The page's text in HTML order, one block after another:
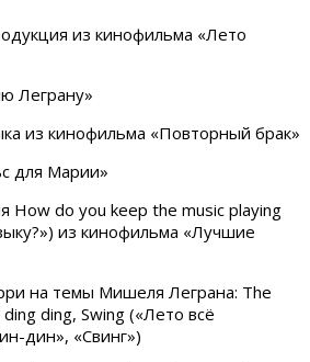
из кинофильма «Лето
Леграну»
из кинофильма «Повторный брак»
для Марии»
How do you keep the music playing
из кинофильма «Лучшие
на темы Мишеля Леграна: The
ding, Swing («Лето всё
дин», «Свинг»)